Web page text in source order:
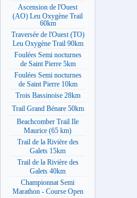
Ascension de l'Ouest
(AO) Leu Oxygène Trail
60km
Traversée de l'Ouest (TO)
Leu Oxygène Trail 90km
Foulées Semi nocturnes
de Saint Pierre 5km
Foulées Semi nocturnes
de Saint Pierre 10km
Trois Bassinoise 28km
Trail Grand Bénare 50km
Beachcomber Trail Ile
Maurice (65 km)
Trail de la Rivière des
Galets 15km
Trail de la Rivière des
Galets 40km
Championnat Semi
Marathon - Course Open